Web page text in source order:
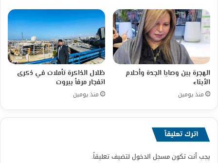
الهجرة بين وصايا الجدة وأحلام
الأبناء
منذ يومين
ظلال الذاكرة تأملات في ذكرى
انفجار مرفأ بيروت
منذ يومين
اترك تعليقاً
يجب أنت تكونمسجل الدخول لتضيف تعليقاً.